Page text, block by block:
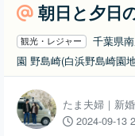
朝日と夕日
観光・レジャー
千葉県
園 野島崎(白浜野島崎園
たま夫婦｜新
2024-09-13